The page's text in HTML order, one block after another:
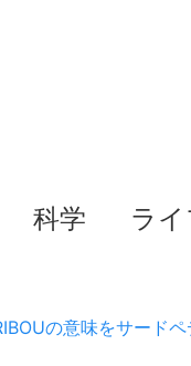
科学 ラ
の意味をサード